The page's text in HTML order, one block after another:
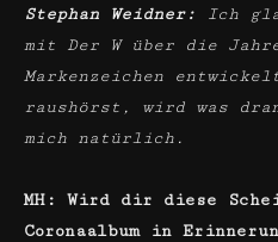
Stephan Weidner: Ich
mit Der W über die
Markenzeichen
raushörst, wird was
mich natürlich.
MH: Wird dir diese
Coronaalbum in